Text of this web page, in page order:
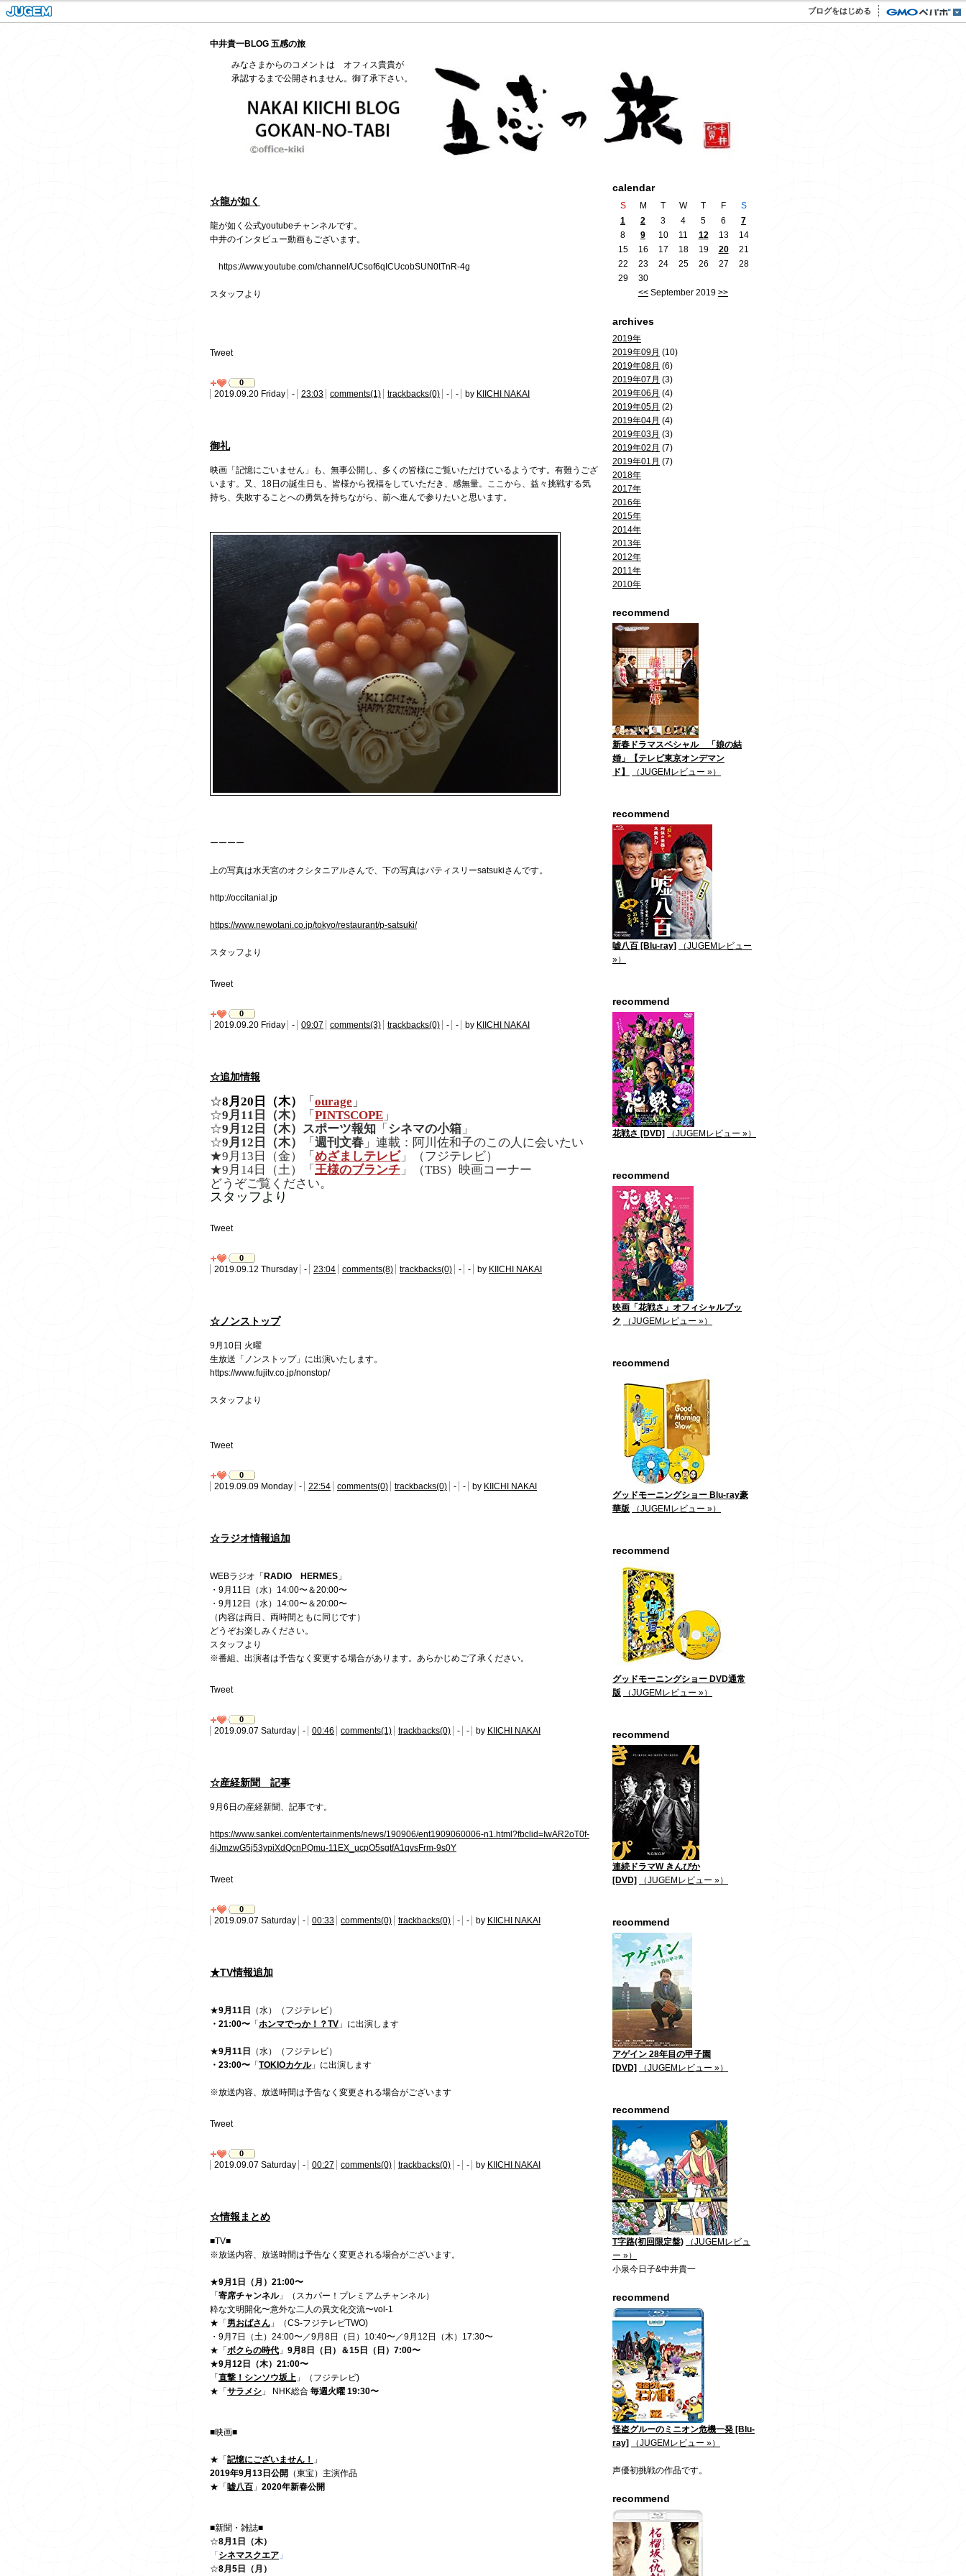
ブログをはじめる
中井貴一BLOG 五感の旅
みなさまからのコメントは オフィス貴貴が
承認するまで公開されません。御了承下さい。
☆龍が如く
龍が如く公式youtubeチャンネルです。
中井のインタビュー動画もございます。
https://www.youtube.com/channel/UCsof6qICUcobSUN0tTnR-4g
スタッフより
Tweet
0
2019.09.20 Friday - 23:03 comments(1) trackbacks(0) - - by KIICHI NAKAI
御礼
映画「記憶にごいません」も、無事公開し、多くの皆様にご覧いただけているようです。有難うござ
います。又、18日の誕生日も、皆様から祝福をしていただき、感無量。ここから、益々挑戦する気
持ち、失敗することへの勇気を持ちながら、前へ進んで参りたいと思います。
ーーーー
上の写真は水天宮のオクシタニアルさんで、下の写真はパティスリーsatsukiさんです。
http://occitanial.jp
https://www.newotani.co.jp/tokyo/restaurant/p-satsuki/
スタッフより
Tweet
0
2019.09.20 Friday - 09:07 comments(3) trackbacks(0) - - by KIICHI NAKAI
☆追加情報
☆8月20日（木） 「 ourage 」
☆9月11日（木） 「 PINTSCOPE 」
☆9月12日（木）スポーツ報知 「 シネマの小箱 」
☆9月12日（木） 「 週刊文春 」連載：阿川佐和子のこの人に会いたい
★9月13日（金）「 めざましテレビ」（フジテレビ）
★9月14日（土）「 王様のブランチ 」（TBS）映画コーナー
どうぞご覧ください。
スタッフより
Tweet
0
2019.09.12 Thursday - 23:04 comments(8) trackbacks(0) - - by KIICHI NAKAI
☆ノンストップ
9月10日 火曜
生放送「ノンストップ」に出演いたします。
https://www.fujitv.co.jp/nonstop/
スタッフより
Tweet
0
2019.09.09 Monday - 22:54 comments(0) trackbacks(0) - - by KIICHI NAKAI
☆ラジオ情報追加
WEBラジオ「 RADIO HERMES 」
・9月11日（水）14:00〜＆20:00〜
・9月12日（水）14:00〜＆20:00〜
（内容は両日、両時間ともに同じです）
どうぞお楽しみください。
スタッフより
※番組、出演者は予告なく変更する場合があります。あらかじめご了承ください。
Tweet
0
2019.09.07 Saturday - 00:46 comments(1) trackbacks(0) - - by KIICHI NAKAI
☆産経新聞 記事
9月6日の産経新聞、記事です。
https://www.sankei.com/entertainments/news/190906/ent1909060006-n1.html?fbclid=IwAR2oT0f-
4jJmzwG5j53ypiXdQcnPQmu-11EX_ucpO5sgtfA1qvsFrm-9s0Y
Tweet
0
2019.09.07 Saturday - 00:33 comments(0) trackbacks(0) - - by KIICHI NAKAI
★TV情報追加
★9月11日
（水）（フジテレビ）
・21:00〜 「 ホンマでっか！？TV 」に出演します
★9月11日
（水）（フジテレビ）
・23:00〜 「 TOKIOカケル」に出演します
※放送内容、放送時間は予告なく変更される場合がございます
Tweet
0
2019.09.07 Saturday - 00:27 comments(0) trackbacks(0) - - by KIICHI NAKAI
☆情報まとめ
■TV■
※放送内容、放送時間は予告なく変更される場合がございます。
★9月1日（月）21:00〜
「 寄席チャンネル」（スカパー！プレミアムチャンネル）
粋な文明開化〜意外な二人の異文化交流〜vol-1
★「 男おばさん 」（CS-フジテレビTWO)
・9月7日（土）24:00〜／9月8日（日）10:40〜／9月12日（木）17:30〜
★「 ボクらの時代 」 9月8日（日）＆15日（日）7:00〜
★9月12日（木）21:00〜
「 直撃！シンソウ坂上 」（フジテレビ)
★「 サラメシ 」 NHK総合 毎週火曜 19:30〜
■映画■
★「 記憶にございません！
」
2019年9月13日公開 （東宝）主演作品
★「 嘘八百 」 2020年新春公開
■新聞・雑誌■
☆8月1日（木）
「 シネマスクエア 」
☆8月5日（月）
calendar
S M T W T F
S
1
2 3 4 5 6
7
8
9 10 11 12 13
14
15
16 17 18 19 20
21
22
23 24 25 26 27
28
29
30
<< September 2019 >>
archives
2019年
2019年09月 (10)
2019年08月 (6)
2019年07月 (3)
2019年06月 (4)
2019年05月 (2)
2019年04月 (4)
2019年03月 (3)
2019年02月 (7)
2019年01月 (7)
2018年
2017年
2016年
2015年
2014年
2013年
2012年
2011年
2010年
recommend
新春ドラマスペシャル 「娘の結
婚」【テレビ東京オンデマン
ド】
（JUGEMレビュー »）
recommend
嘘八百 [Blu-ray]
（JUGEMレビュー
»）
recommend
花戦さ [DVD] （JUGEMレビュー »）
recommend
映画「花戦さ」オフィシャルブッ
ク
（JUGEMレビュー »）
recommend
グッドモーニングショー Blu-ray豪
華版
（JUGEMレビュー »）
recommend
グッドモーニングショー DVD通常
版
（JUGEMレビュー »）
recommend
連続ドラマW きんぴか
[DVD]
（JUGEMレビュー »）
recommend
アゲイン 28年目の甲子園
[DVD]
（JUGEMレビュー »）
recommend
T字路(初回限定盤)
（JUGEMレビュ
ー »）
小泉今日子&中井貴一
recommend
怪盗グルーのミニオン危機一発 [Blu-
ray]
（JUGEMレビュー »）
声優初挑戦の作品です。
recommend